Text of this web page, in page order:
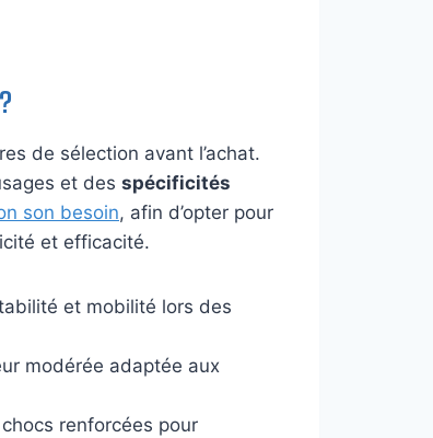
de sélection avant l’achat.
et des spécificités
son besoin, afin d’opter pour
et efficacité.
et mobilité lors des
modérée adaptée aux
renforcées pour